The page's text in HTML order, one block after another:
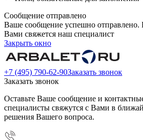
Сообщение отправлено
Ваше сообщение успешно
Вами свяжется наш специалист
Закрыть окно
+7 (495) 790-62-90Заказать звонок
Заказать звонок
Оставьте Ваше сообщение и
специалисты свяжутся с Вами в
решения Вашего вопроса.